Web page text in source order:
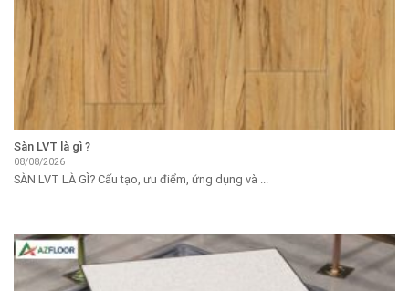
Sàn LVT là gì ?
08/08/2026
SÀN LVT LÀ GÌ? Cấu tạo, ưu điểm, ứng dụng và ...